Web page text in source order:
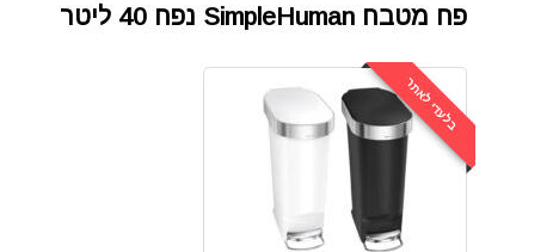
פח מטבח SimpleHuman נפח 40 ליטר
בלעדי לאתר